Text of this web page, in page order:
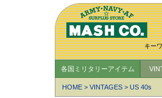
キー
各国ミリタリーアイテム
HOME > VINTAGES > US 40s